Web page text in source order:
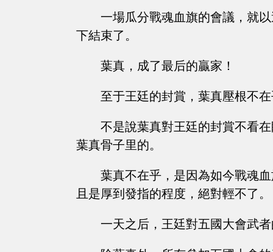
一場瓜分戰魂血旗的會議，就
下結束了。
葉真，成了最后的贏家！
至于王廷的封賞，葉真壓根不
不是說葉真對王廷的封賞不看
葉真骨子里的。
葉真不在乎，是因為如今戰魂
且是厚到發指的程度，絕對輕不了。
一天之后，王廷對五國大會武